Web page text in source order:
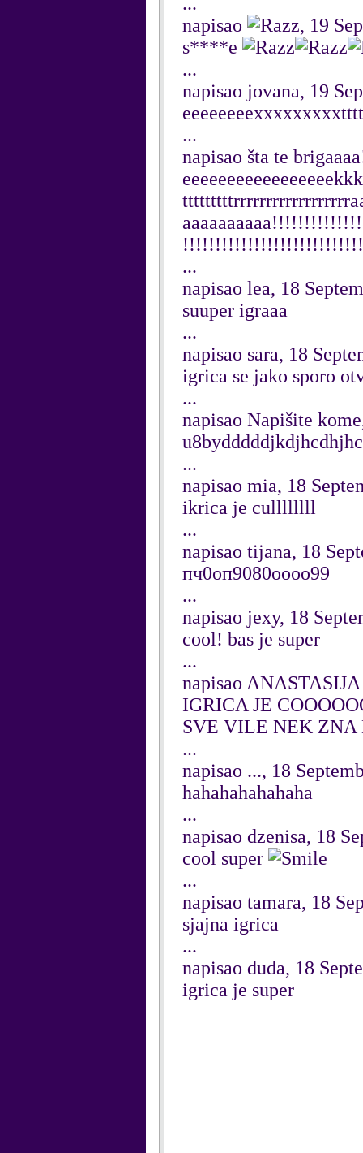
napisao
, 19
s****e
...
napisao jovana, 19
...
napisao šta te
!!!!!!!!!!!!!!!!!!!!!!!!!!!!
...
napisao lea, 18
suuper igraaa
...
napisao sara, 18
igrica se jako sporo
...
napisao Napišite
...
napisao mia, 18
ikrica je cullllllll
...
napisao tijana, 18
пч0оп9080оооо99
...
napisao jexy, 18
cool! bas je super
...
napisao
IGRICA JE
SVE VILE NEK ZNA
...
napisao ..., 18
hahahahahahaha
...
napisao dzenisa, 18
cool super
...
napisao tamara, 18
sjajna igrica
...
napisao duda, 18
igrica je super